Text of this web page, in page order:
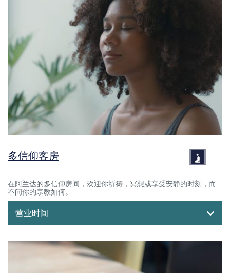
多信仰客房
在阿兰达的多信仰房间，欢迎你祈祷，冥想或享受安静的时刻，而
不问你的宗教如何。
营业时间